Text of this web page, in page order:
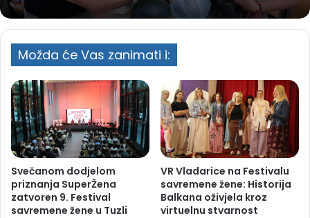
Možda će Vas zanimati i:
Svečanom dodjelom
priznanja SuperŽena
zatvoren 9. Festival
savremene žene u Tuzli
VR Vladarice na Festivalu
savremene žene: Historija
Balkana oživjela kroz
virtuelnu stvarnost